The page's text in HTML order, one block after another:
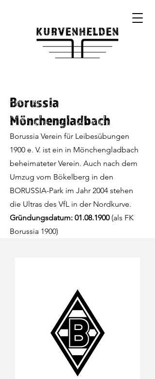
Borussia
Mönchengladbach
Borussia Verein für Leibesübungen
1900 e. V. ist ein in Mönchengladbach
beheimateter Verein. Auch nach dem
Umzug vom Bökelberg in den
BORUSSIA-Park im Jahr 2004 stehen
die Ultras des VfL in der Nordkurve.
Gründungsdatum: 01.08.1900(als FK
Borussia 1900)